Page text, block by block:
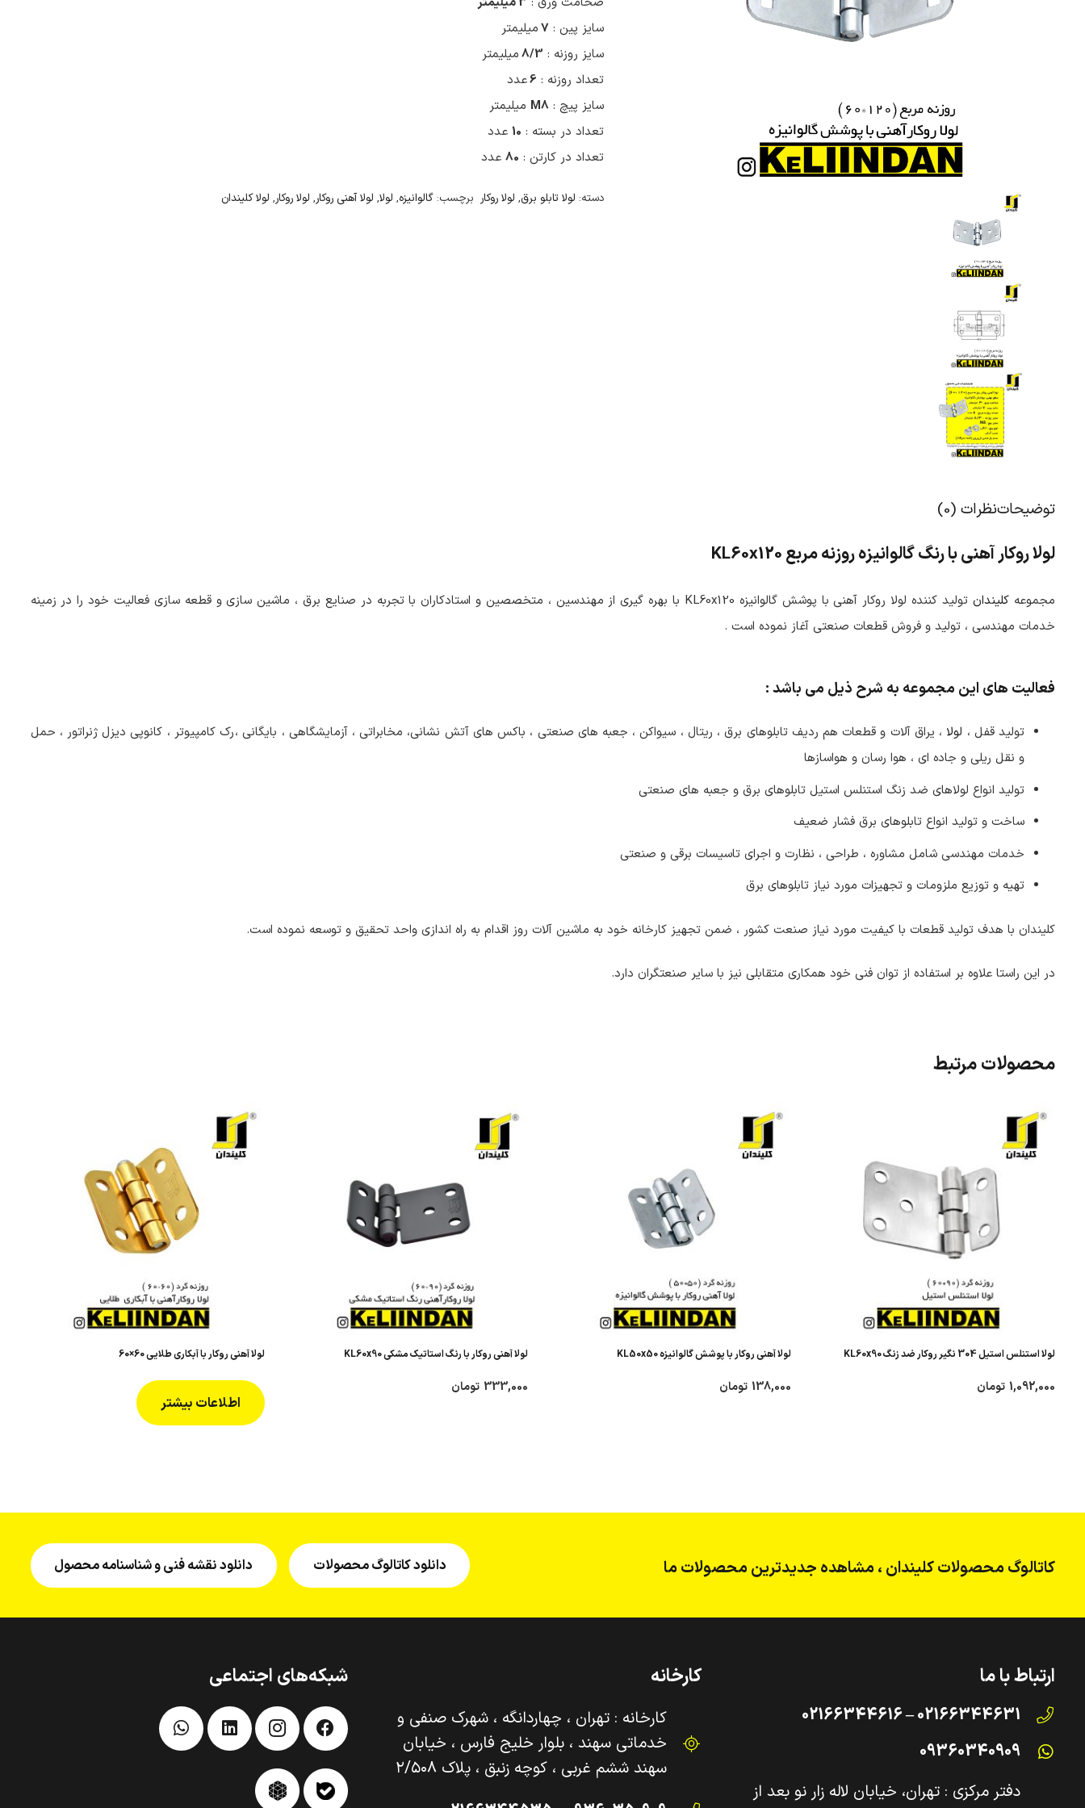
سایز پین : 7میلیمتر
سایز روزنه : 8/3میلیمتر
تعداد روزنه : 6عدد
سایز پیچ : M8 میلیمتر
تعداد در بسته : 10عدد
تعداد در کارتن : 80عدد
دسته: لولا تابلو برق, لولا روکار برچسب:گالوانیزه, لولا, لولا آهنی روکار, لولا روکار, لولا کلیندان
توضیحاتنظرات (0)
لولا روکار آهنی با رنگ گالوانیزه روزنه مربع KL60x120
مجموعهکلیندان
تولید کننده لولا روکار آهنی با پوشش گالوانیزه KL60x120 با بهره گیری از مهندسین ، متخصصین و استادکاران با تجربه در صنایع برق ، ماشین سازی و قطعه سازی فعالیت خود را در زمینه
خدمات مهندسی ، تولید و فروش قطعات صنعتی آغاز نموده است .
فعالیت های این مجموعه به شرح ذیل می باشد :
تولید قفل ، لولا ، یراق آلات و قطعات هم ردیف تابلوهای برق ، ریتال ، سیواکن ، جعبه های صنعتی ، باکس های آتش نشانی، مخابراتی ، آزمایشگاهی ، بایگانی ،رک کامپیوتر ، کانوپی دیزل ژنراتور ، حمل
و نقل ریلی و جاده ای ، هوا رسان و هواسازها
تولید انواع لولاهای ضد زنگ استنلس استیل تابلوهای برق و جعبه های صنعتی
ساخت و تولید انواع تابلوهای برق فشار ضعیف
خدمات مهندسی شامل مشاوره ، طراحی ، نظارت و اجرای تاسیسات برقی و صنعتی
تهیه و توزیع ملزومات و تجهیزات مورد نیاز تابلوهای برق
کلیندان با هدف تولید قطعات با کیفیت مورد نیاز صنعت کشور ، ضمن تجهیز کارخانه خود به ماشین آلات روز اقدام به راه اندازی واحد تحقیق و توسعه نموده است.
در این راستا علاوه بر استفاده از توان فنی خود همکاری متقابلی نیز با سایر صنعتگران دارد.
محصولات مرتبط
لولا استنلس استیل 304 نگیر روکار ضد زنگ KL60x90
1,092,000 تومان
لولا آهنی روکار با پوشش گالوانیزه KL50x50
138,000 تومان
لولا آهنی روکار با رنگ استاتیک مشکی KL60x90
333,000 تومان
لولا آهنی روکار با آبکاری طلایی 60×60
اطلاعات بیشتر
کاتالوگ محصولات کلیندان ، مشاهده جدیدترین محصولات ما دانلود کاتالوگ محصولات دانلود نقشه فنی و شناسنامه محصول
ارتباط با ما
02166344631 – 02166344616
09360340909
دفتر مرکزی : تهران، خیابان لاله زار نو بعد از
کارخانه
کارخانه : تهران ، چهاردانگه ، شهرک صنفی و‌
خدماتی سهند ، بلوار خلیج فارس ، خیابان
سهند ششم غربی ، کوچه زنبق ، پلاک ۲/۵۰۸
شبکه‌های اجتماعی